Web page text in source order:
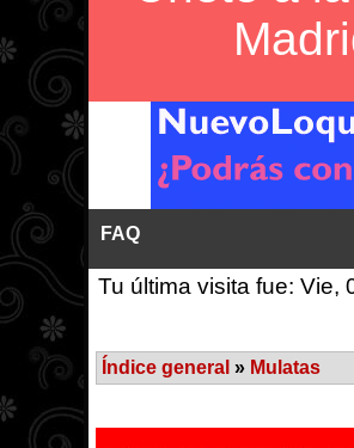
FAQ
Tu última visita fue: Vie,
Índice general » Mulatas